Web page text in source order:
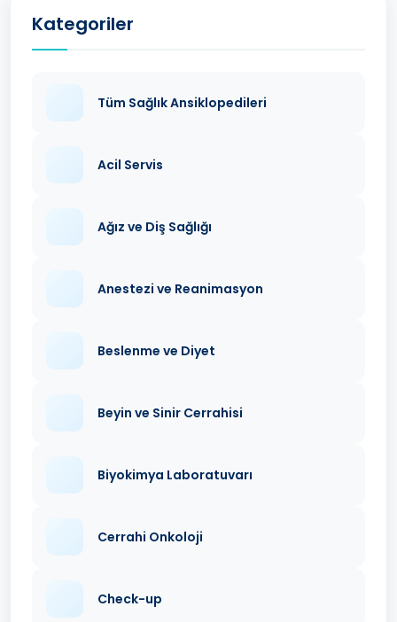
Kategoriler
Tüm Sağlık Ansiklopedileri
Acil Servis
Ağız ve Diş Sağlığı
Anestezi ve Reanimasyon
Beslenme ve Diyet
Beyin ve Sinir Cerrahisi
Biyokimya Laboratuvarı
Cerrahi Onkoloji
Check-up